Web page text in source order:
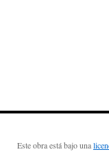
Este obra está bajo una